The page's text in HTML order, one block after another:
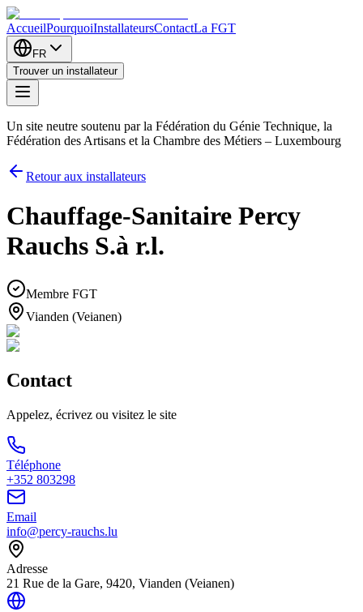
AccueilPourquoiInstallateursContactLa FGT
FR
Trouver un installateur
Un site neutre soutenu par la Fédération du Génie Technique, la
Fédération des Artisans et la Chambre des Métiers – Luxembourg
Retour aux installateurs
Chauffage-Sanitaire Percy
Rauchs S.à r.l.
Membre FGT
Vianden (Veianen)
Contact
Appelez, écrivez ou visitez le site
Téléphone
+352 803298
Email
info@percy-rauchs.lu
Adresse
21 Rue de la Gare, 9420, Vianden (Veianen)